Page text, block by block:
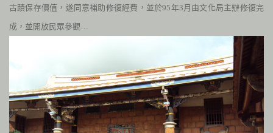
古蹟保存價值，遂同意補助修復經費，並於95年3月由文化局主辦修復完
成，並開放民眾參觀…